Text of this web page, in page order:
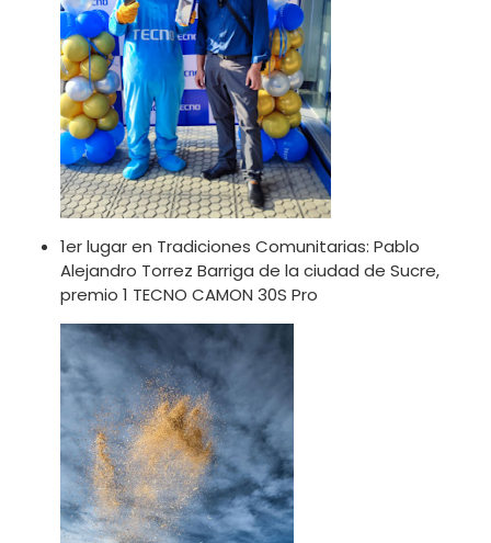
1er lugar en Tradiciones Comunitarias: Pablo
Alejandro Torrez Barriga de la ciudad de Sucre,
premio 1 TECNO CAMON 30S Pro